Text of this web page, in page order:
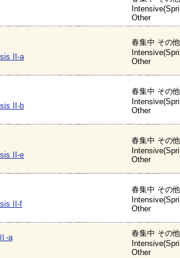
Other
II-a
春集中 その
Other
II-b
春集中 その
Other
II-e
春集中 その
Other
II-f
春集中 その
Other
a
春集中 その
Other